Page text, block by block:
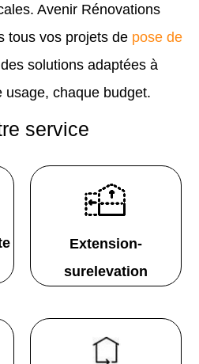
Avenir Rénovations
tous vos projets de pose de
solutions adaptées à
chaque budget.
service
Extension-
surelevation